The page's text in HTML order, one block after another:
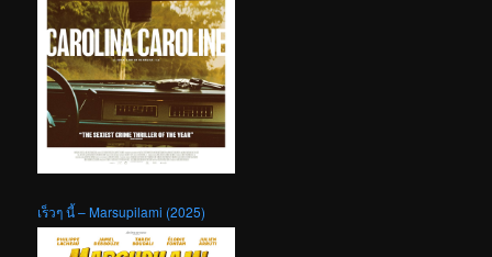
เร็วๆ นี้ – Marsupilami (2025)